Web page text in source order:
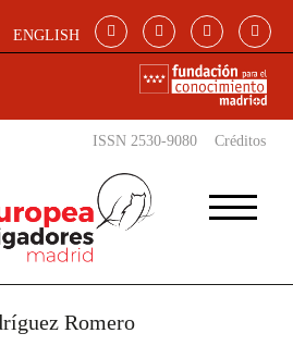
ENGLISH
ISSN 2530-9080 Créditos
Romero